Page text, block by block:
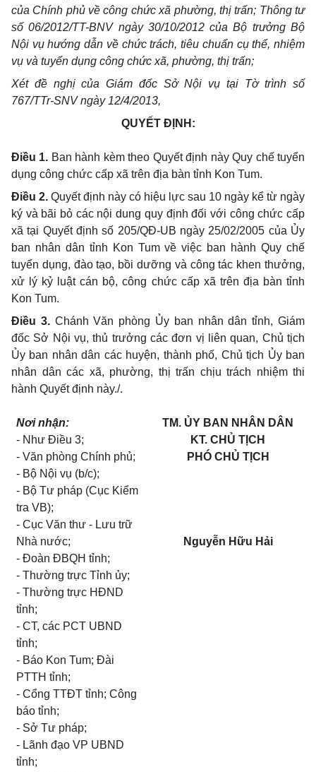
của Chính phủ về công chức xã phường, thị trấn; Thông tư
số 06/2012/TT-BNV ngày 30/10/2012 của Bộ trưởng Bộ
Nội vụ hướng dẫn về chức trách, tiêu chuẩn cụ thể, nhiệm
vụ và tuyển dụng công chức xã, phường, thị trấn;
Xét đề nghị của Giám đốc Sở Nội vụ tại Tờtrình số
767/TTr-SNV ngày 12/4/2013,
QUYẾT ĐỊNH:
Điều 1. Ban hành kèm theo Quyết định nàyQuy chế tuyển
dụng công chức cấp xã trên địa bàn tỉnh Kon Tum.
Điều 2. Quyết định này có hiệu lực sau 10 ngày kể từ ngày
ký và bãi bỏ các nội dung quy định đối với công chức cấp
xã tại Quyết định số 205/QĐ-UB ngày 25/02/2005 của Ủy
ban nhân dân tỉnh Kon Tum về việc ban hành Quy chế
tuyển dụng, đào tạo, bồi dưỡng và công tác khen thưởng,
xử lý kỷ luật cán bộ, công chức cấp xã trên địa bàn tỉnh
Kon Tum.
Điều 3.Chánh Văn phòng Ủy ban nhân dân tỉnh, Giám
đốc Sở Nội vụ, thủ trưởng các đơn vị liên quan, Chủ tịch
Ủy ban nhân dân các huyện, thành phố, Chủ tịch Ủy ban
nhân dân các xã, phường, thị trấn chịu trách nhiệmthi
hành Quyết định này./.
Nơi nhận:
- Như Điều 3;
-Văn phòng Chính phủ;
- Bộ Nội vụ (b/c);
- Bộ Tư pháp (Cục Kiểm
tra VB);
-Cục Văn thư - Lưu trữ
Nhà nước;
-Đoàn ĐBQH tỉnh;
-Thường trực Tỉnh ủy;
-Thường trực HĐND
tỉnh;
-CT, các PCT UBND
tỉnh;
- Báo Kon Tum; Đài
PTTH tỉnh;
-Cổng TTĐT tỉnh; Công
báo tỉnh;
- Sở Tư pháp;
- Lãnh đạo VP UBND
tỉnh;
TM. ỦY BAN NHÂN DÂN
KT. CHỦ TỊCH
PHÓ CHỦ TỊCH
Nguyễn Hữu Hải